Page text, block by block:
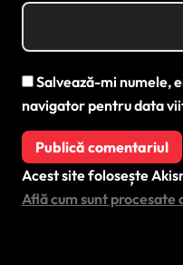
Salvează-mi numele,
navigator pentru data
Acest site folosește
Află cum sunt